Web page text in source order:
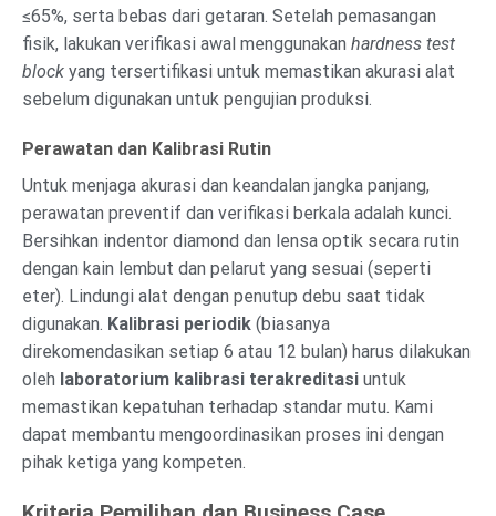
≤65%, serta bebas dari getaran. Setelah pemasangan
fisik, lakukan verifikasi awal menggunakan hardness test
block yang tersertifikasi untuk memastikan akurasi alat
sebelum digunakan untuk pengujian produksi.
Perawatan dan Kalibrasi Rutin
Untuk menjaga akurasi dan keandalan jangka panjang,
perawatan preventif dan verifikasi berkala adalah kunci.
Bersihkan indentor diamond dan lensa optik secara rutin
dengan kain lembut dan pelarut yang sesuai (seperti
eter). Lindungi alat dengan penutup debu saat tidak
digunakan. Kalibrasi periodik (biasanya
direkomendasikan setiap 6 atau 12 bulan) harus dilakukan
oleh laboratorium kalibrasi terakreditasi untuk
memastikan kepatuhan terhadap standar mutu. Kami
dapat membantu mengoordinasikan proses ini dengan
pihak ketiga yang kompeten.